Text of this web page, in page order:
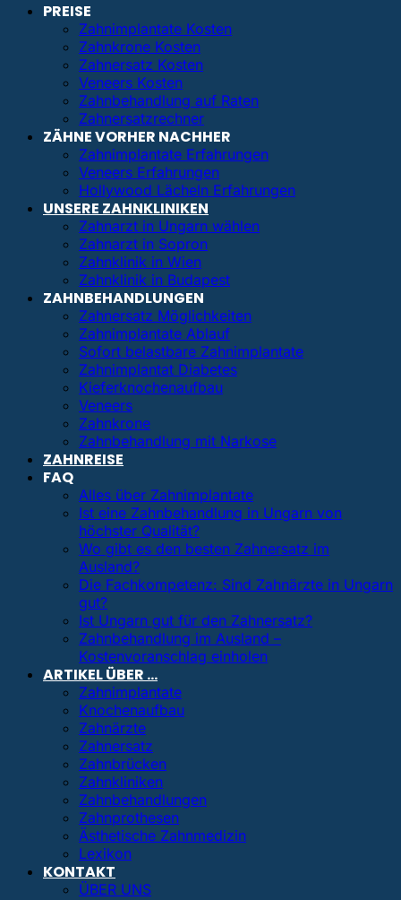
PREISE
Zahnimplantate Kosten
Zahnkrone Kosten
Zahnersatz Kosten
Veneers Kosten
Zahnbehandlung auf Raten
Zahnersatzrechner
ZÄHNE VORHER NACHHER
Zahnimplantate Erfahrungen
Veneers Erfahrungen
Hollywood Lächeln Erfahrungen
UNSERE ZAHNKLINIKEN
Zahnarzt in Ungarn wählen
Zahnarzt in Sopron
Zahnklinik in Wien
Zahnklinik in Budapest
ZAHNBEHANDLUNGEN
Zahnersatz Möglichkeiten
Zahnimplantate Ablauf
Sofort belastbare Zahnimplantate
Zahnimplantat Diabetes
Kieferknochenaufbau
Veneers
Zahnkrone
Zahnbehandlung mit Narkose
ZAHNREISE
FAQ
Alles über Zahnimplantate
Ist eine Zahnbehandlung in Ungarn von
höchster Qualität?
Wo gibt es den besten Zahnersatz im
Ausland?
Die Fachkompetenz: Sind Zahnärzte in Ungarn
gut?
Ist Ungarn gut für den Zahnersatz?
Zahnbehandlung im Ausland –
Kostenvoranschlag einholen
ARTIKEL ÜBER …
Zahnimplantate
Knochenaufbau
Zahnärzte
Zahnersatz
Zahnbrücken
Zahnkliniken
Zahnbehandlungen
Zahnprothesen
Ästhetische Zahnmedizin
Lexikon
KONTAKT
ÜBER UNS